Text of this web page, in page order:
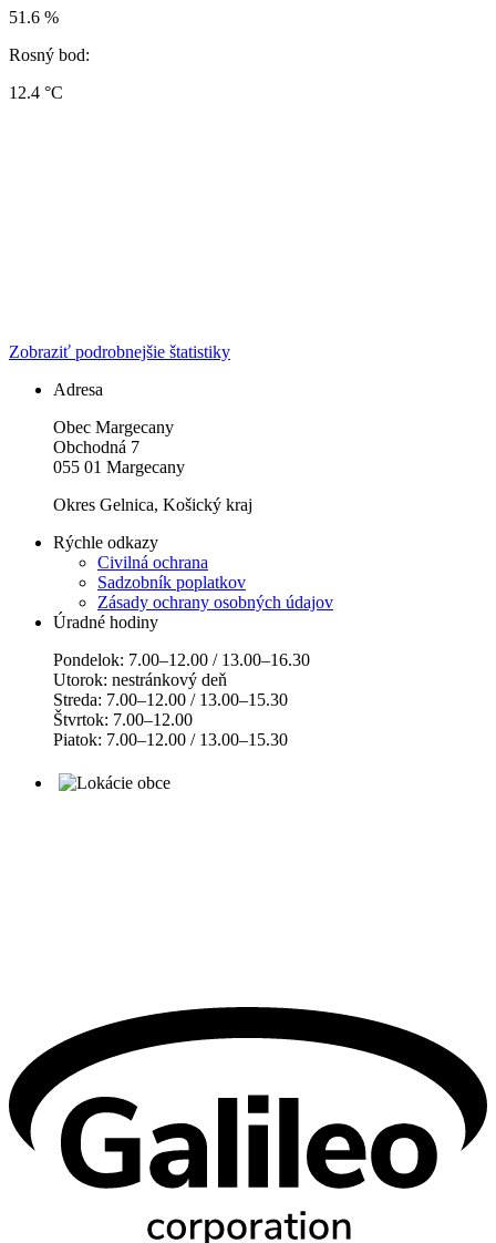
51.6 %
Rosný bod:
12.4 °C
Zobraziť podrobnejšie štatistiky
Adresa
Obec Margecany
Obchodná 7
055 01 Margecany
Okres Gelnica, Košický kraj
Rýchle odkazy
Civilná ochrana
Sadzobník poplatkov
Zásady ochrany osobných údajov
Úradné hodiny
Pondelok: 7.00–12.00 / 13.00–16.30
Utorok: nestránkový deň
Streda: 7.00–12.00 / 13.00–15.30
Štvrtok: 7.00–12.00
Piatok: 7.00–12.00 / 13.00–15.30